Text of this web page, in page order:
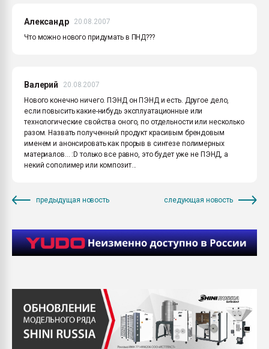
Александр
20.08.2007
Что можно нового придумать в ПНД???
Валерий
20.08.2007
Нового конечно ничего. ПЭНД он ПЭНД и есть. Другое дело,
если повысить какие-нибудь эксплуатационные или
технологические свойства оного, по отдельности или несколько
разом. Назвать полученный продукт красивым брендовым
именем и анонсировать как прорыв в синтезе полимерных
материалов... :D только все равно, это будет уже не ПЭНД, а
некий сополимер или композит...
предыдущая новость следующая новость